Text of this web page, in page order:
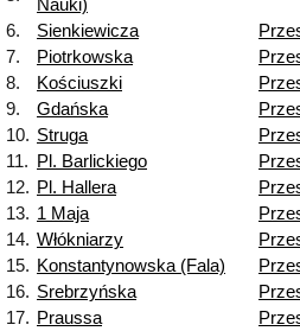
Nauki)
6. Sienkiewicza
7. Piotrkowska
8. Kościuszki
9. Gdańska
10. Struga
11. Pl. Barlickiego
12. Pl. Hallera
13. 1 Maja
14. Włókniarzy
15. Konstantynowska (Fala)
16. Srebrzyńska
17. Praussa